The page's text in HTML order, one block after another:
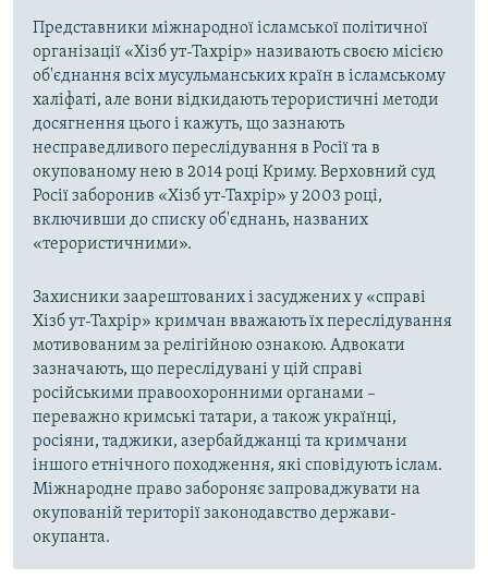
Представники міжнародної ісламської політичної
організації «Хізб ут-Тахрір» називають своєю місією
об'єднання всіх мусульманських країн в ісламському
халіфаті, але вони відкидають терористичні методи
досягнення цього і кажуть, що зазнають
несправедливого переслідування в Росії та в
окупованому нею в 2014 році Криму. Верховний суд
Росії заборонив «Хізб ут-Тахрір» у 2003 році,
включивши до списку об'єднань, названих
«терористичними».
Захисники заарештованих і засуджених у «справі
Хізб ут-Тахрір» кримчан вважають їх переслідування
мотивованим за релігійною ознакою. Адвокати
зазначають, що переслідувані у цій справі
російськими правоохоронними органами –
переважно кримські татари, а також українці,
росіяни, таджики, азербайджанці та кримчани
іншого етнічного походження, які сповідують іслам.
Міжнародне право забороняє запроваджувати на
окупованій території законодавство держави-
окупанта.